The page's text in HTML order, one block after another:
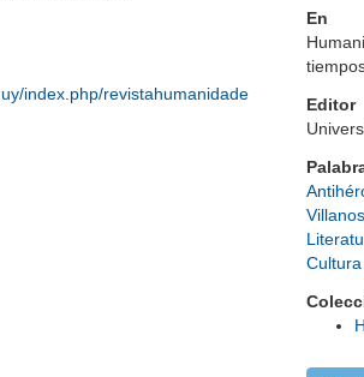
index.php/revistahumanidade
En
Editor
Villanos